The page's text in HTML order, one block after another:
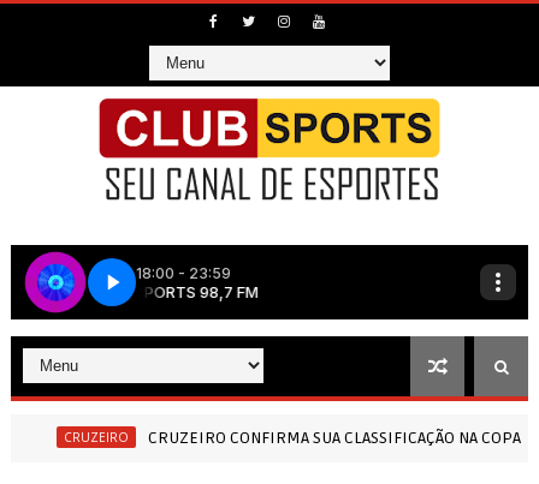
CRUZEIRO CONFIRMA SUA CLASSIFICAÇÃO NA COPA DO BRASIL